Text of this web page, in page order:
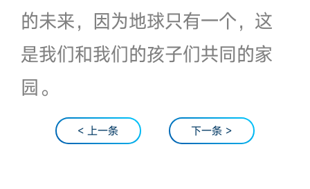
的未来，因为地球只有一个，这
是我们和我们的孩子们共同的家
园。
< 上一条 下一条 >